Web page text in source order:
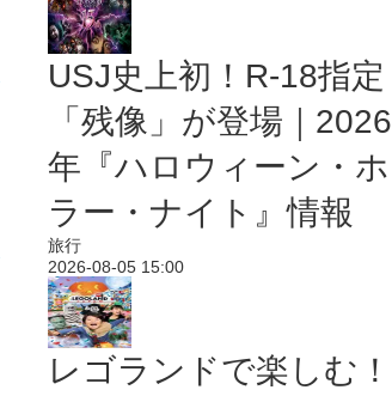
USJ史上初！R-18指定
「残像」が登場｜2026
年『ハロウィーン・ホ
ラー・ナイト』情報
旅行
2026-08-05 15:00
レゴランドで楽しむ！